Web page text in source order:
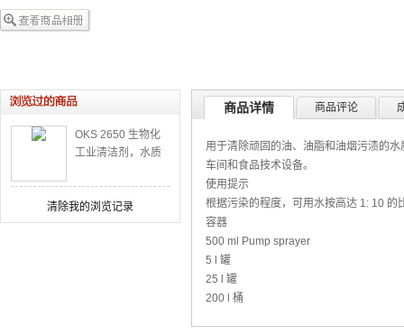
OKS 2650 生物化
工业清洁剂，水质
清除我的浏览记录
商品详情 商品评论
用于清除顽固的油、油脂和油烟污渍的
车间和食品技术设备。
使用提示
根据污染的程度，可用水按高达 1: 10 的
容器
500 ml Pump sprayer
5 l 罐
25 l 罐
200 l 桶